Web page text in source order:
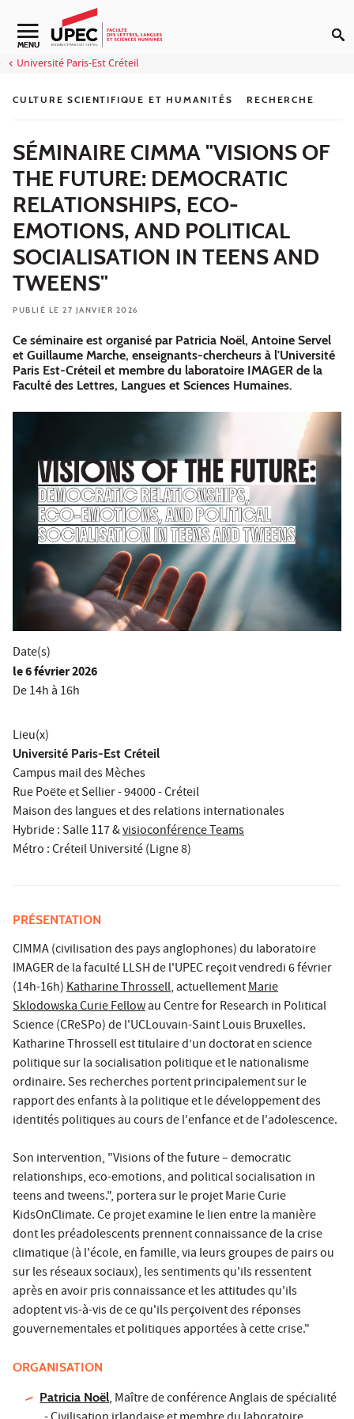
Aller au contenu
Navigation secondaire
MENU
Université Paris-Est Créteil
CULTURE SCIENTIFIQUE ET HUMANITÉS RECHERCHE
SÉMINAIRE CIMMA "VISIONS OF
THE FUTURE: DEMOCRATIC
RELATIONSHIPS, ECO-
EMOTIONS, AND POLITICAL
SOCIALISATION IN TEENS AND
TWEENS"
PUBLIÉ LE 27 JANVIER 2026
Ce séminaire est organisé par Patricia Noël, Antoine Servel
et Guillaume Marche, enseignants-chercheurs à l'Université
Paris Est-Créteil et membre du laboratoire IMAGER de la
Faculté des Lettres, Langues et Sciences Humaines.
Date(s)
le6 février 2026
De 14h à 16h
Lieu(x)
Université Paris-Est Créteil
Campus mail des Mèches
Rue Poëte et Sellier - 94000 - Créteil
Maison des langues et des relations internationales
Hybride : Salle 117 &visioconférence Teams
Métro : Créteil Université (Ligne 8)
PRÉSENTATION
CIMMA (civilisation des pays anglophones) du laboratoire
IMAGER de la faculté LLSH de l'UPEC reçoit vendredi 6 février
(14h-16h)Katharine Throssell, actuellementMarie
Sklodowska Curie Fellowau Centre for Research in Political
Science (CReSPo) de l'UCLouvain-Saint Louis Bruxelles.
Katharine Throssell est titulaire d’un doctorat en science
politique sur la socialisation politique et le nationalisme
ordinaire. Ses recherches portent principalement sur le
rapport des enfants à la politique et le développement des
identités politiques au cours de l'enfance et de l'adolescence.
Son intervention, "Visions of the future – democratic
relationships, eco-emotions, and political socialisation in
teens and tweens.", portera sur le projet Marie Curie
KidsOnClimate. Ce projet examine le lien entre la manière
dont les préadolescents prennent connaissance de la crise
climatique (à l'école, en famille, via leurs groupes de pairs ou
sur les réseaux sociaux), les sentiments qu'ils ressentent
après en avoir pris connaissance et les attitudes qu'ils
adoptent vis-à-vis de ce qu'ils perçoivent des réponses
gouvernementales et politiques apportées à cette crise."
ORGANISATION
Patricia Noël, Maître de conférence Anglais de spécialité